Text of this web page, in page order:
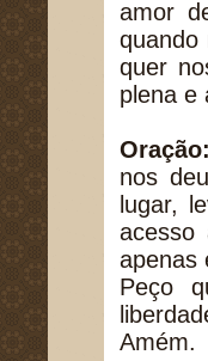
amor
quando
quer
plena e
Oração:
nos
lugar,
acesso
apenas
Peço
Amém.